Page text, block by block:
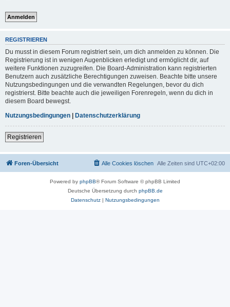
REGISTRIEREN
Du musst in diesem Forum registriert sein, um dich anmelden zu können. Die
Registrierung ist in wenigen Augenblicken erledigt und ermöglicht dir, auf
weitere Funktionen zuzugreifen. Die Board-Administration kann registrierten
Benutzern auch zusätzliche Berechtigungen zuweisen. Beachte bitte unsere
Nutzungsbedingungen und die verwandten Regelungen, bevor du dich
registrierst. Bitte beachte auch die jeweiligen Forenregeln, wenn du dich in
diesem Board bewegst.
Nutzungsbedingungen | Datenschutzerklärung
Registrieren
Foren-Übersicht Alle Zeiten sind UTC+02:00
Alle Cookies löschen
Powered by phpBB® Forum Software © phpBB Limited
Deutsche Übersetzung durch phpBB.de
Datenschutz| Nutzungsbedingungen